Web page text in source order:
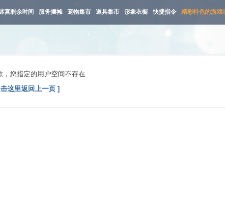
宫剩余时间 服务摆摊 宠物集市 道具集市 形象衣橱 快捷指令 精彩特色的游戏
，您指定的用户空间不存在
这里返回上一页 ]